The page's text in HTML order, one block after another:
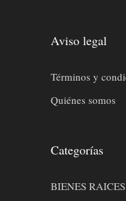
Aviso legal
Términos y
Quiénes somos
Categorías
BIENES RAICES